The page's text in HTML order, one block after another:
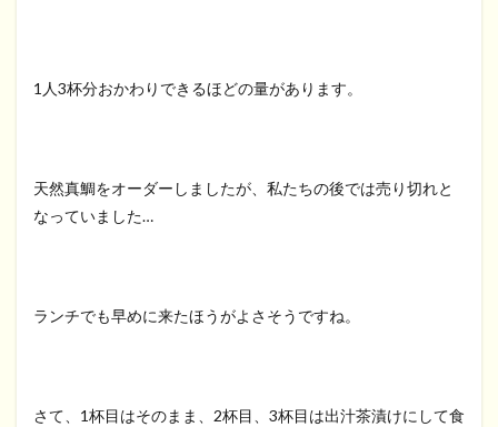
1人3杯分おかわりできるほどの量があります。
天然真鯛をオーダーしましたが、私たちの後では売り切れと
なっていました…
ランチでも早めに来たほうがよさそうですね。
さて、1杯目はそのまま、2杯目、3杯目は出汁茶漬けにして食